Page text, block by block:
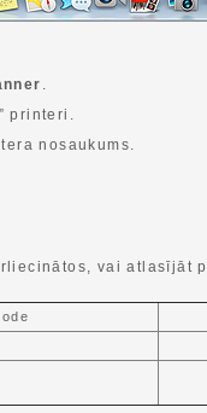
.
printeri.
nosaukums.
vai atlasījāt